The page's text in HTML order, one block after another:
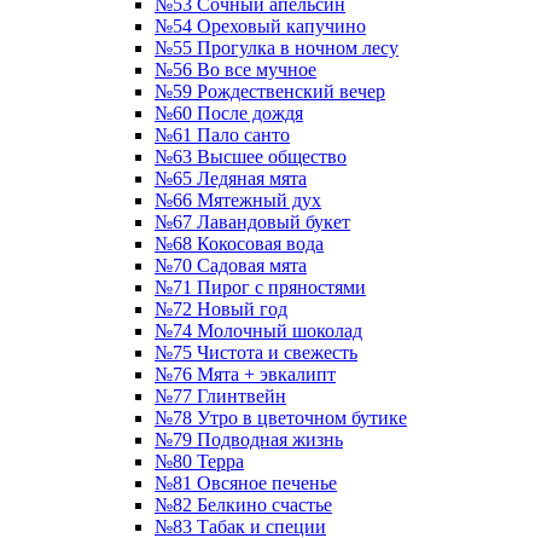
№53 Сочный апельсин
№54 Ореховый капучино
№55 Прогулка в ночном лесу
№56 Во все мучное
№59 Рождественский вечер
№60 После дождя
№61 Пало санто
№63 Высшее общество
№65 Ледяная мята
№66 Мятежный дух
№67 Лавандовый букет
№68 Кокосовая вода
№70 Садовая мята
№71 Пирог с пряностями
№72 Новый год
№74 Молочный шоколад
№75 Чистота и свежесть
№76 Мята + эвкалипт
№77 Глинтвейн
№78 Утро в цветочном бутике
№79 Подводная жизнь
№80 Терра
№81 Овсяное печенье
№82 Белкино счастье
№83 Табак и специи